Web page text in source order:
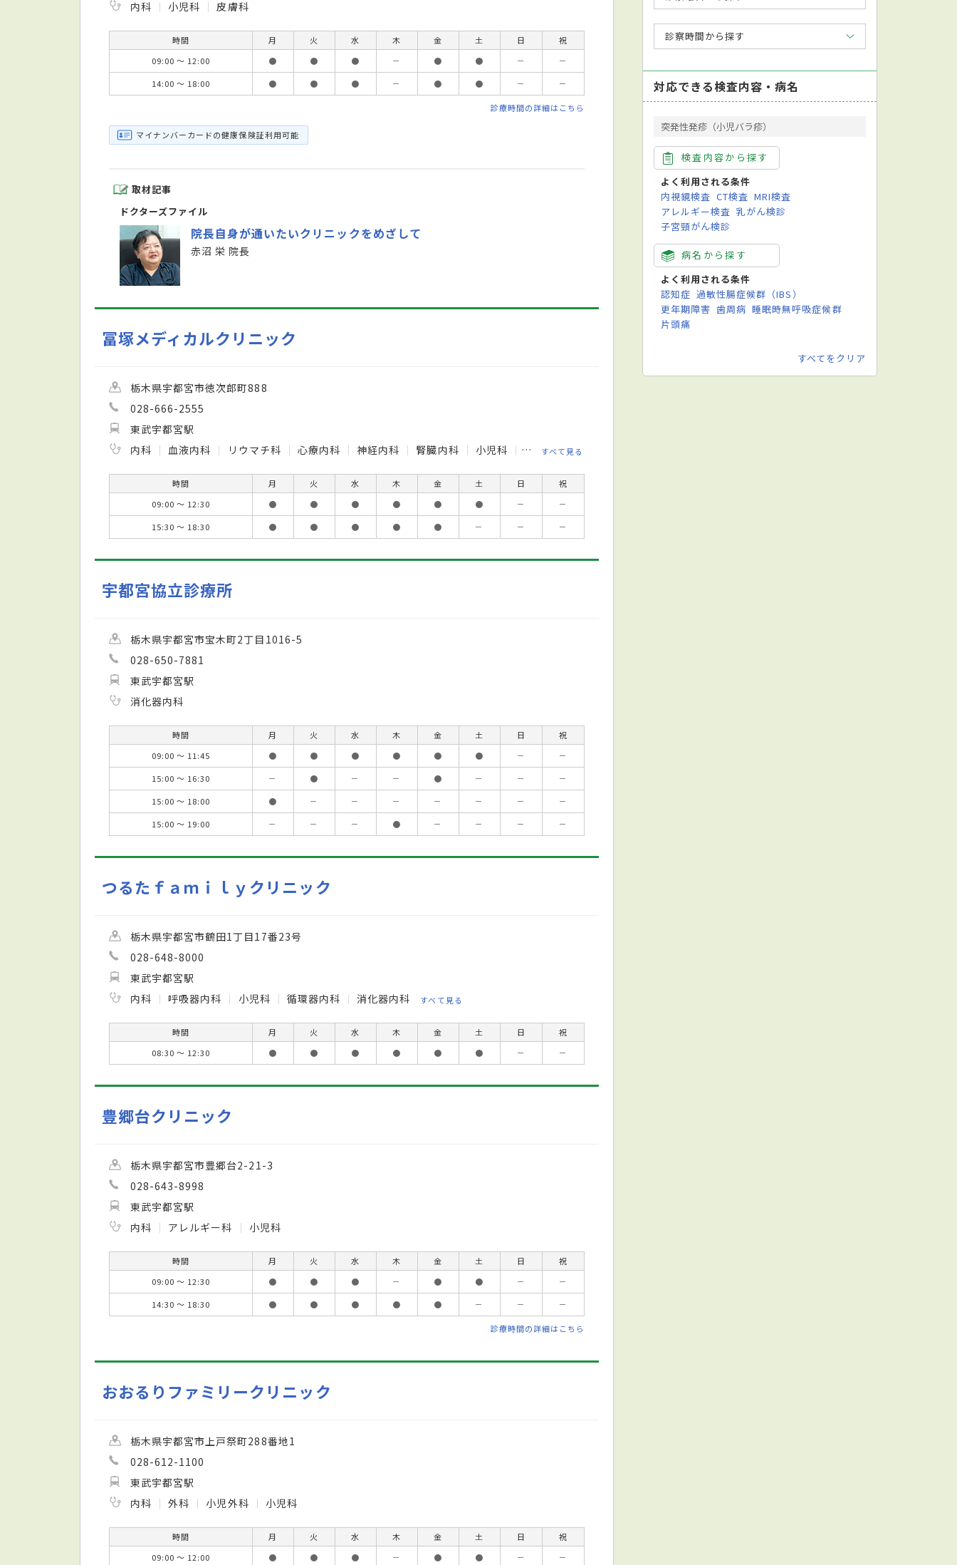
内科
小児科 皮膚科
時間 月 火 水 木 金 土 日
祝
09:00 ～ 12:00
● ● ● － ● ● －
－
14:00 ～ 18:00
● ● ● － ● ● － －
診療時間の詳細はこちら
マイナンバーカードの健康保険証利用可能
取材記事
ドクターズファイル
院長自身が通いたいクリニックをめざして
赤沼 栄 院長
冨塚メディカルクリニック
栃木県宇都宮市徳次郎町888
028-666-2555
東武宇都宮駅
内科
血液内科 リウマチ科 心療内科 神経内科 腎臓内科 小児科 整形外科
すべて見る
時間 月 火 水 木 金 土 日
祝
09:00 ～ 12:30
● ● ● ● ● ● －
－
15:30 ～ 18:30
● ● ● ● ● － － －
宇都宮協立診療所
栃木県宇都宮市宝木町2丁目1016-5
028-650-7881
東武宇都宮駅
消化器内科
時間 月 火 水 木 金 土 日
祝
09:00 ～ 11:45
● ● ● ● ● ● －
－
15:00 ～ 16:30
－ ● － － ● － －
－
15:00 ～ 18:00
● － － － － － －
－
15:00 ～ 19:00
－ － － ● － － － －
つるたｆａｍｉｌｙクリニック
栃木県宇都宮市鶴田1丁目17番23号
028-648-8000
東武宇都宮駅
内科
呼吸器内科 小児科 循環器内科 消化器内科 すべて見る
時間 月 火 水 木 金 土 日
祝
08:30 ～ 12:30
● ● ● ● ● ● － －
豊郷台クリニック
栃木県宇都宮市豊郷台2-21-3
028-643-8998
東武宇都宮駅
内科
アレルギー科 小児科
時間 月 火 水 木 金 土 日
祝
09:00 ～ 12:30
● ● ● － ● ● －
－
14:30 ～ 18:30
● ● ● ● ● － － －
診療時間の詳細はこちら
おおるりファミリークリニック
栃木県宇都宮市上戸祭町288番地1
028-612-1100
東武宇都宮駅
内科
外科 小児外科 小児科
時間 月 火 水 木 金 土 日
祝
09:00 ～ 12:00
● ● ● － ● ● － －
診察時間から探す
対応できる検査内容・病名
突発性発疹（小児バラ疹）
検査内容から探す
よく利用される条件
内視鏡検査 CT検査 MRI検査
アレルギー検査 乳がん検診
子宮頸がん検診
病名から探す
よく利用される条件
認知症 過敏性腸症候群（IBS）
更年期障害 歯周病 睡眠時無呼吸症候群
片頭痛
すべてをクリア